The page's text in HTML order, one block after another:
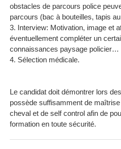
obstacles de parcours police
parcours (bac à bouteilles, tapis
3. Interview: Motivation, image et
éventuellement compléter un
connaissances paysage policier…
4. Sélection médicale.
Le candidat doit démontrer lors
possède suffisamment de
cheval et de self control afin de
formation en toute sécurité.